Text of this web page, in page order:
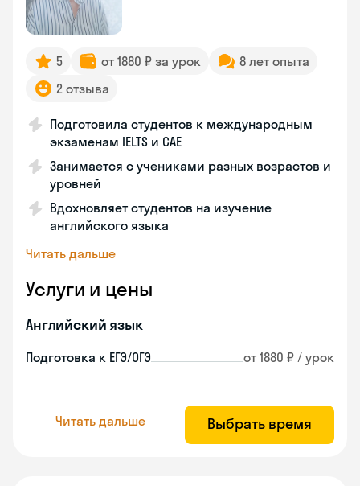
5 от 1880 ₽ за урок
8 лет опыта
2 отзыва
Подготовила студентов к международным
экзаменам IELTS и CAE
Занимается с учениками разных возрастов и
уровней
Вдохновляет студентов на изучение
английского языка
Читать дальше
Услуги и цены
Английский язык
Подготовка к ЕГЭ/ОГЭ от 1880 ₽ / урок
Читать дальше Выбрать время